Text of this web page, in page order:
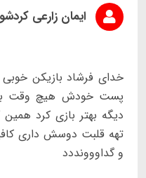
ایمان زارعی
خدای فرشاد بازیکن
پست خودش هیچ وقت
دیگه بهتر بازی کرد
تهه قلبت دوسش داری
و گداووونددد